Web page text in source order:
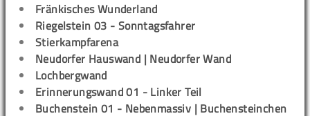
Fränkisches Wunderland
Riegelstein 03 - Sonntagsfahrer
Stierkampfarena
Neudorfer Hauswand | Neudorfer Wand
Lochbergwand
Erinnerungswand 01 - Linker Teil
Buchenstein 01 - Nebenmassiv | Buchensteinchen